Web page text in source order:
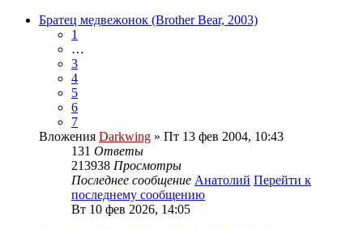
Братец медвежонок (Brother Bear, 2003)
1
…
3
4
5
6
7
Вложения Darkwing » Пт 13 фев 2004, 10:43
131 Ответы
213938 Просмотры
Последнее сообщение Анатолий Перейти к
последнему сообщению
Вт 10 фев 2026, 14:05